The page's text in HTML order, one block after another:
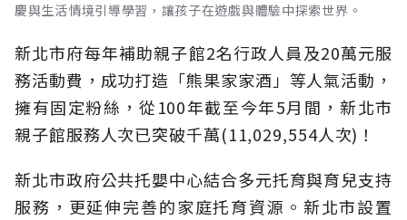
慶與生活情境引導學習，讓孩子在遊戲與體驗中探索世界。
新北市府每年補助親子館2名行政人員及20萬元服
務活動費，成功打造「熊果家家酒」等人氣活動，
擁有固定粉絲，從100年截至今年5月間，新北市
親子館服務人次已突破千萬(11,029,554人次)！
新北市政府公共托嬰中心結合多元托育與育兒支持
服務，更延伸完善的家庭托育資源。新北市設置